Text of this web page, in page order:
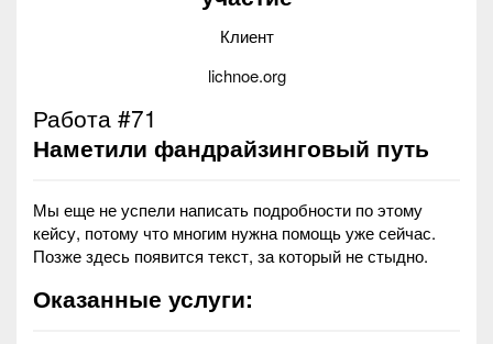
Клиент
lichnoe.org
Работа #71
Наметили фандрайзинговый путь
Мы еще не успели написать подробности по этому
кейсу, потому что многим нужна помощь уже сейчас.
Позже здесь появится текст, за который не стыдно.
Оказанные услуги: